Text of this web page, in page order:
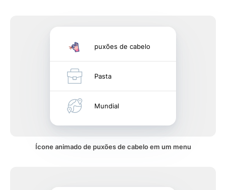
puxões de cabelo
Pasta
Mundial
Ícone animado de puxões de cabelo em um menu